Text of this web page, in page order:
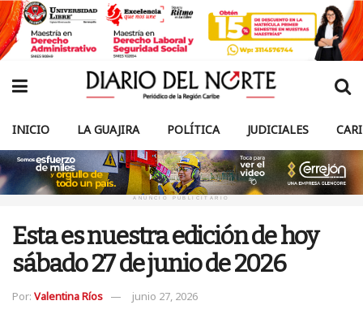
INICIO LA GUAJIRA POLÍTICA JUDICIALES
ANUNCIO PUBLICITARIO
Esta es nuestra edición de hoy
sábado 27 de junio de 2026
Por: Valentina Ríos junio 27, 2026